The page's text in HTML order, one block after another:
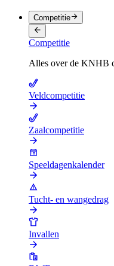
Competitie
Competitie
Alles over de KNHB
Veldcompetitie
Zaalcompetitie
Speeldagenkalender
Tucht- en wangedrag
Invallen